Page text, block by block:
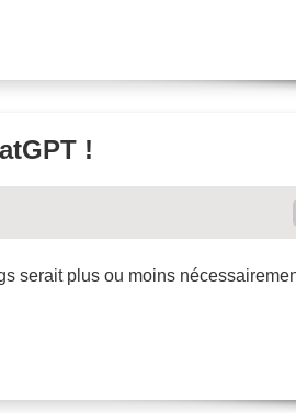
!
serait plus ou moins